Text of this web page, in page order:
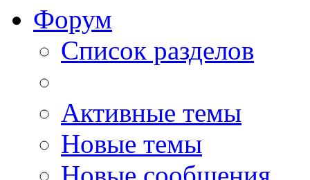
Форум
Список разделов
Активные темы
Новые темы